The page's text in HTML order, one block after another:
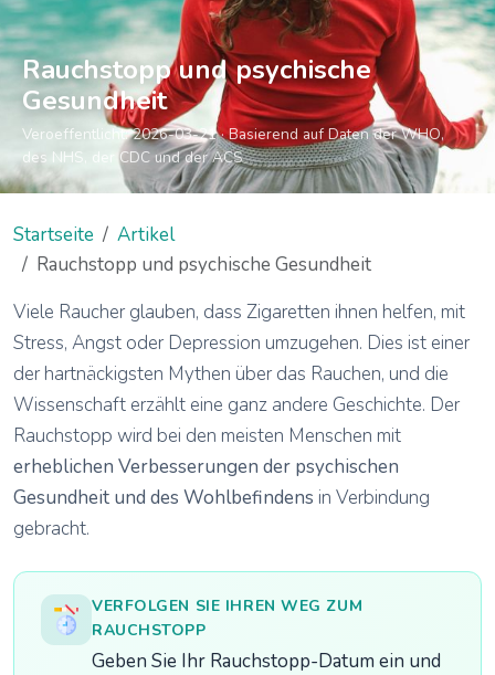
Rauchstopp und psychische
Gesundheit
Veroeffentlicht:2026-03-21· Basierend auf Daten der WHO,
des NHS, der CDC und der ACS
Startseite
Artikel
Rauchstopp und psychische Gesundheit
Viele Raucher glauben, dass Zigaretten ihnen helfen, mit
Stress, Angst oder Depression umzugehen. Dies ist einer
der hartnäckigsten Mythen über das Rauchen, und die
Wissenschaft erzählt eine ganz andere Geschichte. Der
Rauchstopp wird bei den meisten Menschen mit
erheblichen Verbesserungen der psychischen
Gesundheit und des Wohlbefindens in Verbindung
gebracht.
VERFOLGEN SIE IHREN WEG ZUM
RAUCHSTOPP
Geben Sie Ihr Rauchstopp-Datum ein und